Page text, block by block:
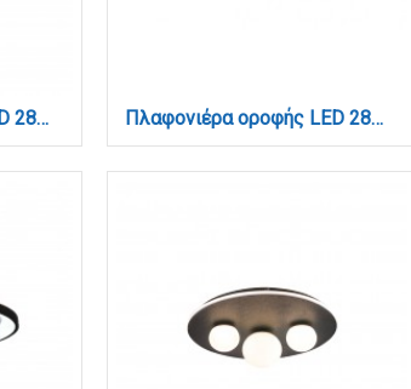
Πλαφονιέρα οροφής LED 28W 3CCT (by switch on base) από μαύρο μέταλλο και ακρυλικό D:40cm (42035-C-Black) Πλαφονιέρα οροφής LED 28W 3CCT από λευκό μέταλλο και ακρυλικό D:50x5cm (42044-C-White)